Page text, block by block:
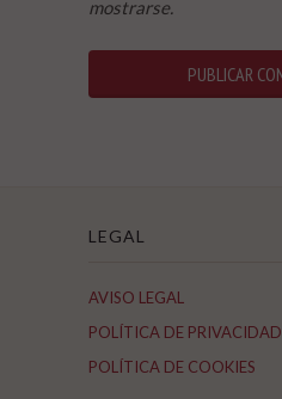
mostrarse.
LEGAL
AVISO LEGAL
POLÍTICA DE PRIVACIDAD
POLÍTICA DE COOKIES